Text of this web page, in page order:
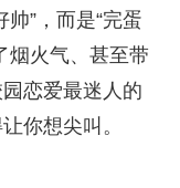
”，而是“完蛋
烟火气、甚至带
恋爱最迷人的
你想尖叫。